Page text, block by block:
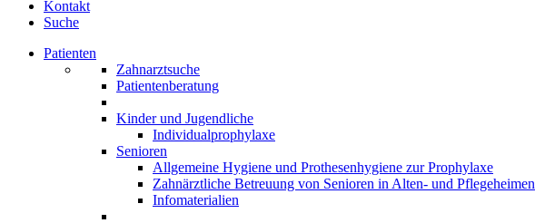
Kontakt
Suche
Patienten
Zahnarztsuche
Patientenberatung
Kinder und Jugendliche
Individualprophylaxe
Senioren
Allgemeine Hygiene und Prothesenhygiene zur Prophylaxe
Zahnärztliche Betreuung von Senioren in Alten- und Pflegeheimen
Infomaterialien